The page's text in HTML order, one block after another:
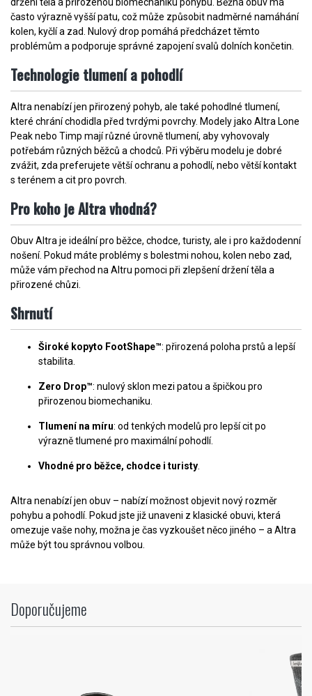
často výrazně vyšší patu, což může způsobit nadměrné namáhání
kolen, kyčlí a zad. Nulový drop pomáhá předcházet těmto
problémům a podporuje správné zapojení svalů dolních končetin.
Technologie tlumení a pohodlí
Altra nenabízí jen přirozený pohyb, ale také pohodlné tlumení,
které chrání chodidla před tvrdými povrchy. Modely jako Altra Lone
Peak nebo Timp mají různé úrovně tlumení, aby vyhovovaly
potřebám různých běžců a chodců. Při výběru modelu je dobré
zvážit, zda preferujete větší ochranu a pohodlí, nebo větší kontakt
s terénem a cit pro povrch.
Pro koho je Altra vhodná?
Obuv Altra je ideální pro běžce, chodce, turisty, ale i pro každodenní
nošení. Pokud máte problémy s bolestmi nohou, kolen nebo zad,
může vám přechod na Altru pomoci při zlepšení držení těla a
přirozené chůzi.
Shrnutí
Široké kopyto FootShape™: přirozená poloha prstů a lepší
stabilita.
Zero Drop™: nulový sklon mezi patou a špičkou pro
přirozenou biomechaniku.
Tlumení na míru: od tenkých modelů pro lepší cit po
výrazně tlumené pro maximální pohodlí.
Vhodné pro běžce, chodce i turisty
Altra nenabízí jen obuv – nabízí možnost objevit nový rozměr
pohybu a pohodlí. Pokud jste již unaveni z klasické obuvi, která
omezuje vaše nohy, možna je čas vyzkoušet něco jiného – a Altra
může být tou správnou volbou.
Doporučujeme